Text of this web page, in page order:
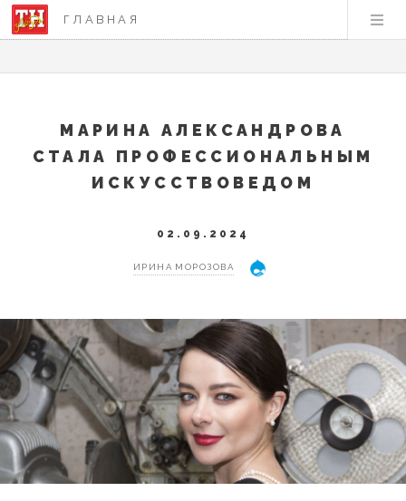
ГЛАВНАЯ
МАРИНА АЛЕКСАНДРОВА
СТАЛА ПРОФЕССИОНАЛЬНЫМ
ИСКУССТВОВЕДОМ
02.09.2024
ИРИНА МОРОЗОВА